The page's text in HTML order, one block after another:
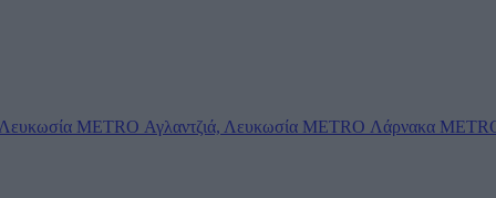
METRO Αγλαντζιά, Λευκωσία METRO Λάρνακα